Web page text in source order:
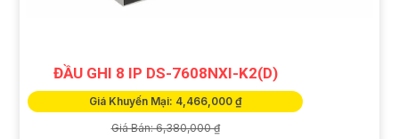
Nếu quý vị quan tâm đến việc lắp đặt camera Hikvision
ĐẦU GHI 8 IP DS-7608NXI-K2(D)
Giá Khuyến Mại: 4,466,000 ₫
Giá Bán: 6,380,000 ₫